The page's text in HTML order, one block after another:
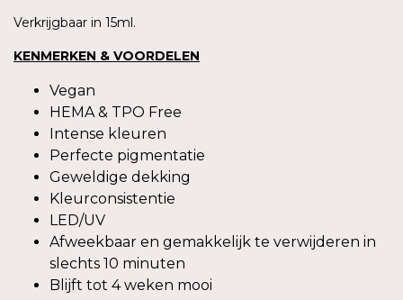
Verkrijgbaar in 15ml.
KENMERKEN & VOORDELEN
Vegan
HEMA & TPO Free
Intense kleuren
Perfecte pigmentatie
Geweldige dekking
Kleurconsistentie
LED/UV
Afweekbaar en gemakkelijk te verwijderen in
slechts 10 minuten
Blijft tot 4 weken mooi